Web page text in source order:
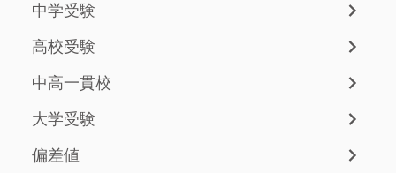
中学受験
高校受験
中高一貫校
大学受験
偏差値